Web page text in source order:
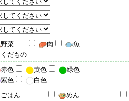
野菜 肉
魚
くだもの
赤色 黄色
緑色
紫色
白色
ごはん
めん